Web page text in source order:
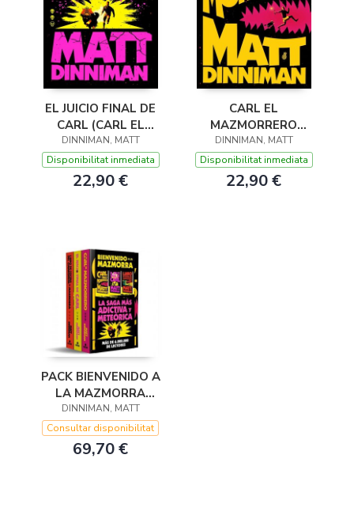
EL JUICIO FINAL DE
CARL (CARL EL
MAZMORRERO 2)
DINNIMAN, MATT
Disponibilitat inmediata
22,90 €
CARL EL
MAZMORRERO
(CARL EL
MAZMORRERO 1)
DINNIMAN, MATT
Disponibilitat inmediata
22,90 €
PACK BIENVENIDO A
LA MAZMORRA
(CARL EL
MAZMORRERO EL
JUICIO FINAL DE
DINNIMAN, MATT
Consultar disponibilitat
69,70 €